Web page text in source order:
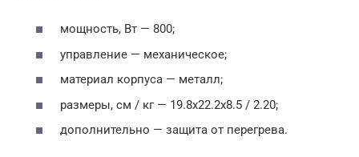
мощность, Вт — 800;
управление — механическое;
материал корпуса — металл;
размеры, см / кг — 19.8х22.2х8.5 / 2.20;
дополнительно — защита от перегрева.